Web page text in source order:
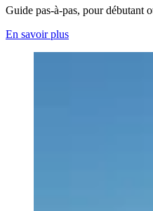
Guide pas-à-pas, pour débutant
En savoir plus